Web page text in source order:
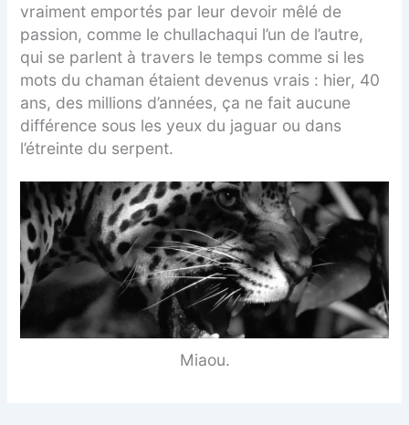
vraiment emportés par leur devoir mêlé de
passion, comme le chullachaqui l’un de l’autre,
qui se parlent à travers le temps comme si les
mots du chaman étaient devenus vrais : hier, 40
ans, des millions d’années, ça ne fait aucune
différence sous les yeux du jaguar ou dans
l’étreinte du serpent.
Miaou.